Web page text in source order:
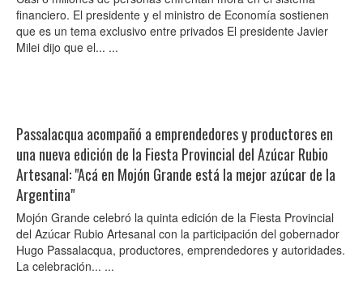
financiero. El presidente y el ministro de Economía sostienen
que es un tema exclusivo entre privados El presidente Javier
Milei dijo que el... ...
Passalacqua acompañó a emprendedores y productores en
una nueva edición de la Fiesta Provincial del Azúcar Rubio
Artesanal: "Acá en Mojón Grande está la mejor azúcar de la
Argentina"
Mojón Grande celebró la quinta edición de la Fiesta Provincial
del Azúcar Rubio Artesanal con la participación del gobernador
Hugo Passalacqua, productores, emprendedores y autoridades.
La celebración... ...